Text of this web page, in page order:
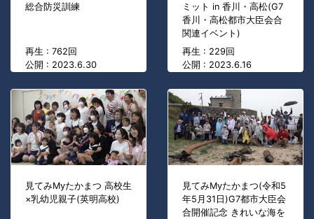
総合防災訓練
再生 : 762回
公開 : 2023.6.30
ミット in 香川・高松(G7
香川・高松都市大臣会合
関連イベント)
再生 : 229回
公開 : 2023.6.16
見てみMyたかまつ 高校生
×乳幼児親子(英明高校)
見てみMyたかまつ(令和5
年5月31日)G7都市大臣会
合開催記念 きれいな海を